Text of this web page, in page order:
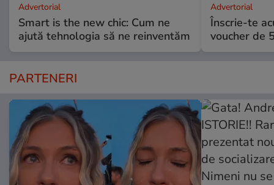
Advertorial
Smart is the new chic: Cum ne
ajută tehnologia să ne reinventăm
Advertorial
Înscrie-te
voucher de
PARTENERI